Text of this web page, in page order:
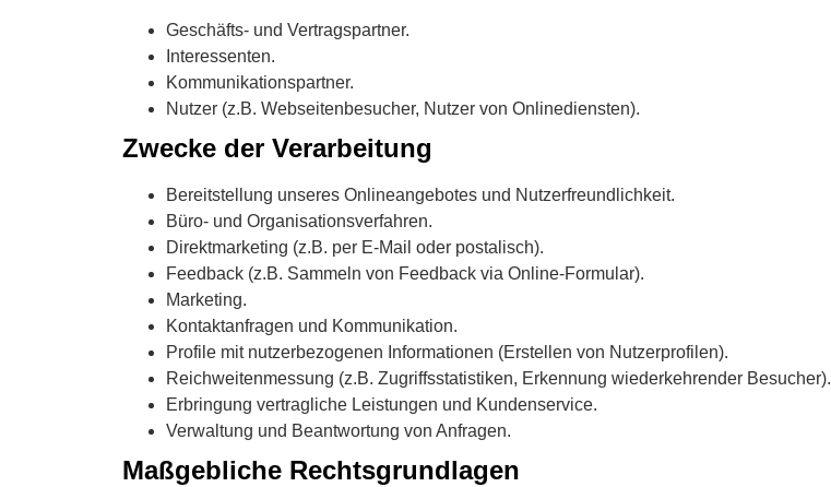
Geschäfts- und Vertragspartner.
Interessenten.
Kommunikationspartner.
Nutzer (z.B. Webseitenbesucher, Nutzer von Onlinediensten).
Zwecke der Verarbeitung
Bereitstellung unseres Onlineangebotes und Nutzerfreundlichkeit.
Büro- und Organisationsverfahren.
Direktmarketing (z.B. per E-Mail oder postalisch).
Feedback (z.B. Sammeln von Feedback via Online-Formular).
Marketing.
Kontaktanfragen und Kommunikation.
Profile mit nutzerbezogenen Informationen (Erstellen von Nutzerprofilen).
Reichweitenmessung (z.B. Zugriffsstatistiken, Erkennung wiederkehrender Besucher).
Erbringung vertragliche Leistungen und Kundenservice.
Verwaltung und Beantwortung von Anfragen.
Maßgebliche Rechtsgrundlagen